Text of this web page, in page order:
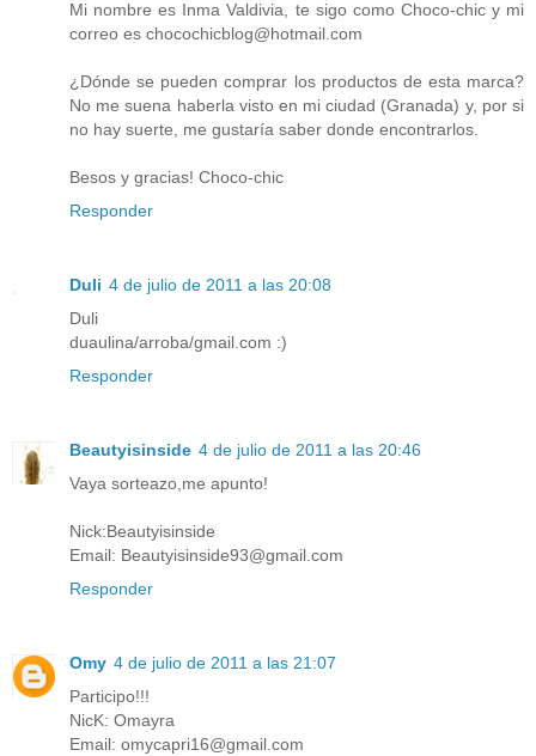
Mi nombre es Inma Valdivia, te sigo como Choco-chic y mi
correo es chocochicblog@hotmail.com
¿Dónde se pueden comprar los productos de esta marca?
No me suena haberla visto en mi ciudad (Granada) y, por si
no hay suerte, me gustaría saber donde encontrarlos.
Besos y gracias! Choco-chic
Responder
Duli 4 de julio de 2011 a las 20:08
Duli
duaulina/arroba/gmail.com :)
Responder
Beautyisinside 4 de julio de 2011 a las 20:46
Vaya sorteazo,me apunto!
Nick:Beautyisinside
Email: Beautyisinside93@gmail.com
Responder
Omy 4 de julio de 2011 a las 21:07
Participo!!!
NicK: Omayra
Email: omycapri16@gmail.com